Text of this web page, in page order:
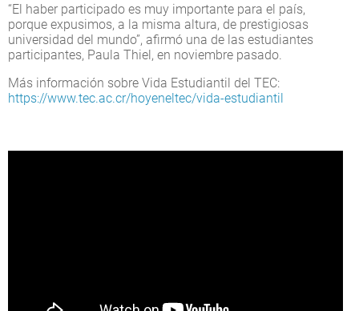
“El haber participado es muy importante para el país,
porque expusimos, a la misma altura, de prestigiosas
universidad del mundo”, afirmó una de las estudiantes
participantes, Paula Thiel, en noviembre pasado.
Más información sobre Vida Estudiantil del TEC:
https://www.tec.ac.cr/hoyeneltec/vida-estudiantil